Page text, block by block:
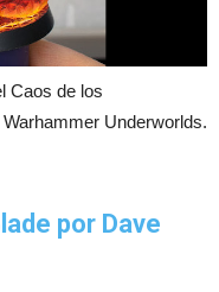
Caos de los
Underworlds.
por Dave